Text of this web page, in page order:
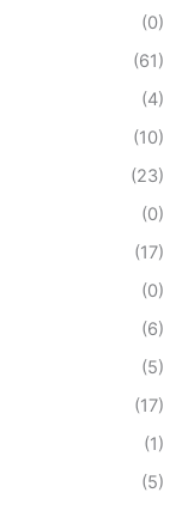
(0)
(61)
(4)
(10)
(23)
(0)
(17)
(0)
(6)
(5)
(17)
(1)
(5)